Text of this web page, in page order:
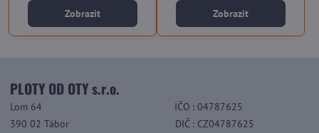
Zobrazit Zobrazit
PLOTY OD OTY s.r.o.
Lom 64 IČO : 04787625
390 02 Tábor
DIČ : CZ04787625